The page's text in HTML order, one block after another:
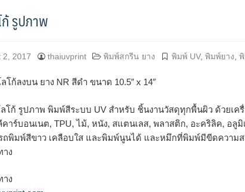
รูปภาพ
10.5″ x 14″
2, 2017 thaiuvprint พิมพ์สกรีน ยาง พิมพ์ UV, พิมพ์ยาง
โก้ลงบน ยาง NR สีดำ ขนาด 10.5″ x 14″
โก้ รูปภาพ พิมพ์สีระบบ UV สำหรับ ชิ้นงานวัสดุทุกพื้นผิว ด้วยเ
คาร์บอนเนต, TPU, ไม้, หนัง, สแตนเลส, พลาสติก, อะคริลิค, อ
ถพิมพ์สีขาว เคลือบใส และพิมพ์นูนได้ และหมึกที่พิมพ์มีขีดความ
าง
าง